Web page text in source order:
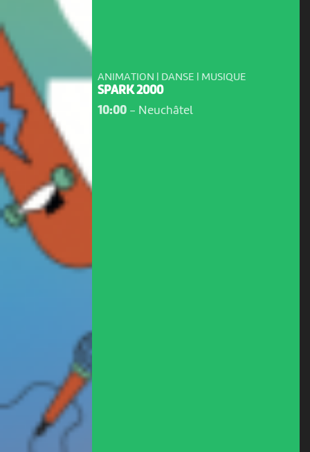
ANIMATION | DANSE | MUSIQUE
SPARK 2000
10:00- Neuchâtel